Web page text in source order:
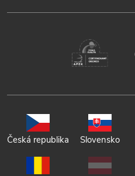
Česká republika Slovensko